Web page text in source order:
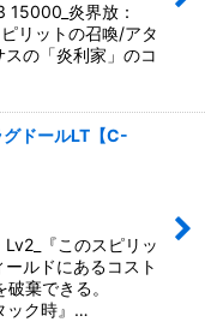
炎界放：
リットの召喚/アタ
の「炎利家」のコ
ドールLT【C-
『このスピリッ
ルドにあるコスト
棄できる。
ック時』…